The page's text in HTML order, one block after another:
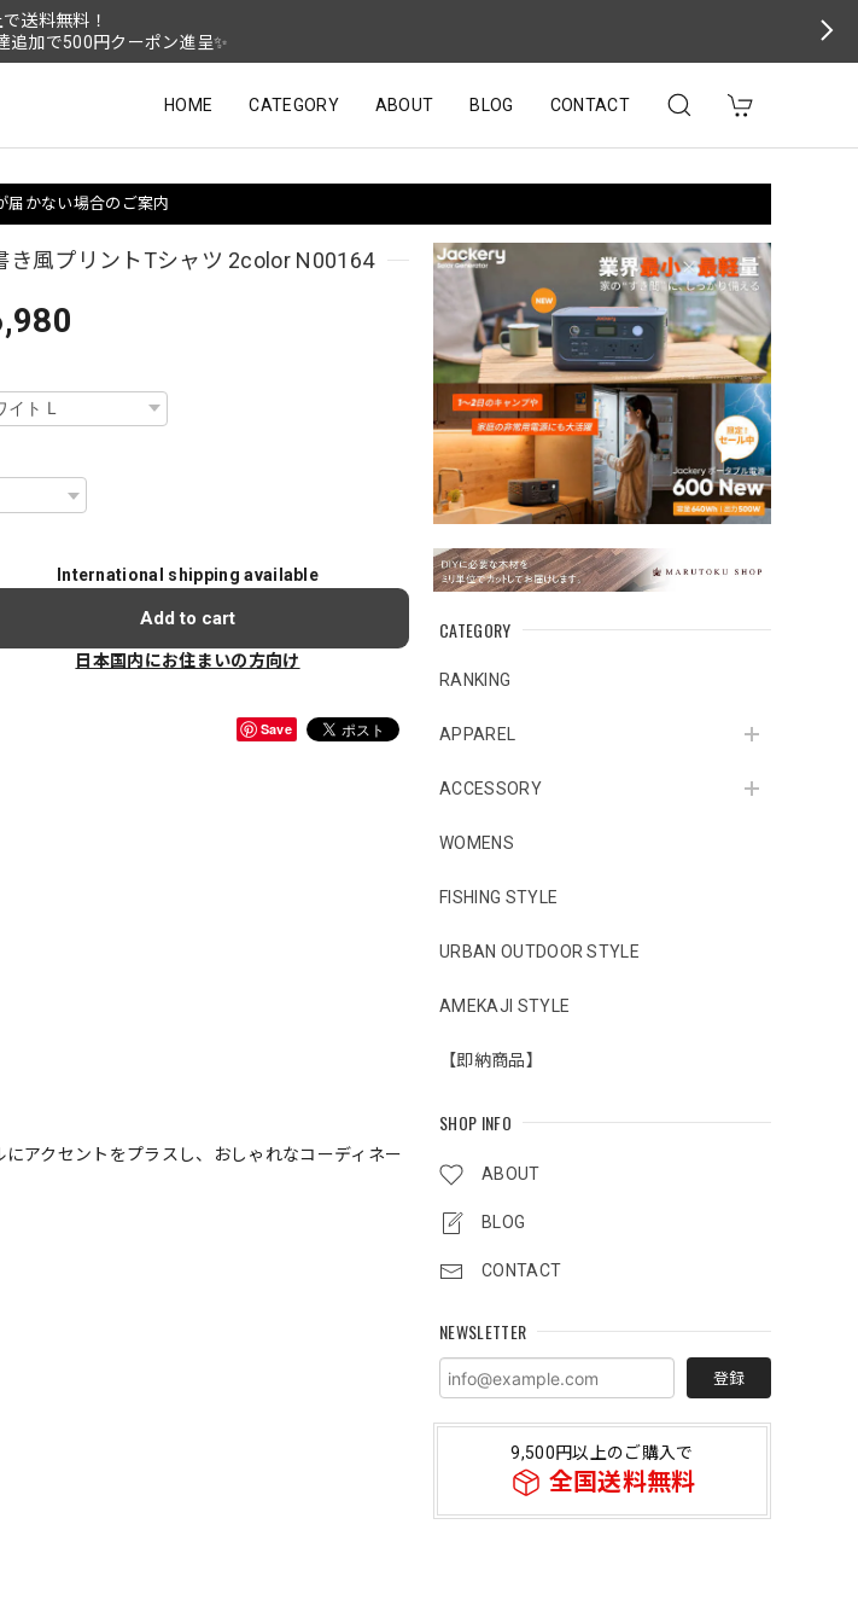
送料無料！
追加で500円クーポン進呈✨
HOME CATEGORY ABOUT BLOG CONTACT
届かない場合のご案内
CATEGORY
RANKING
APPAREL
ACCESSORY
WOMENS
FISHING STYLE
URBAN OUTDOOR STYLE
AMEKAJI STYLE
【即納商品】
SHOP INFO
ABOUT
BLOG
CONTACT
NEWSLETTER
登録
9,500円以上のご購入で
全国送料無料
き風プリントTシャツ 2color N00164
International shipping available
Add to cart
日本国内にお住まいの方向け
Save
アクセントをプラスし、おしゃれなコーディネー